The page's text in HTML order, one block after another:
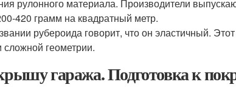
рулонного материала. Производители
420 грамм на квадратный метр.
рубероида говорит, что он эластичный.
геометрии.
гаража. Подготовка к